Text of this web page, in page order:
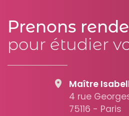
Prenons
pour étudier
Maître
4 rue
75116 - Paris